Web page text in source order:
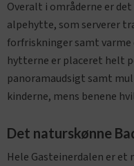
Overalt i områderne er
alpehytte, som serverer
forfriskninger samt varme
hytterne er placeret helt
panoramaudsigt samt
kinderne, mens benene
Det naturskønne
Hele Gasteinerdalen er